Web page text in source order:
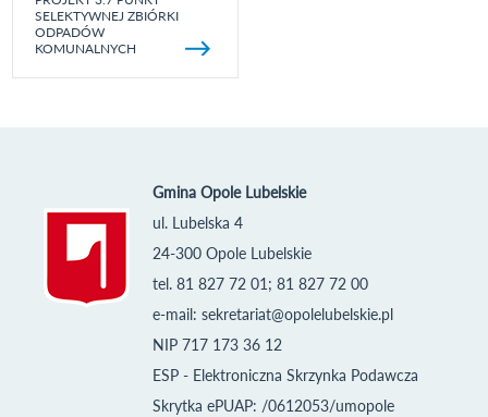
SELEKTYWNEJ ZBIÓRKI
ODPADÓW
KOMUNALNYCH
Gmina Opole Lubelskie
ul. Lubelska 4
24-300 Opole Lubelskie
tel. 81 827 72 01; 81 827 72 00
e-mail: sekretariat@opolelubelskie.pl
NIP 717 173 36 12
ESP - Elektroniczna Skrzynka Podawcza
Skrytka ePUAP: /0612053/umopole